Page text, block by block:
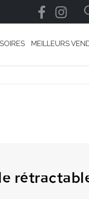
MEILLEURS